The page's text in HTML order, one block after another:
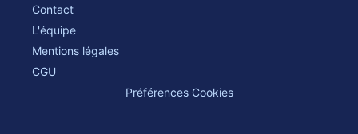
Contact
L'équipe
Mentions légales
CGU
Préférences Cookies